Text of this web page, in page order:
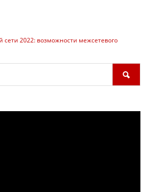
сети 2022: возможности межсетевого